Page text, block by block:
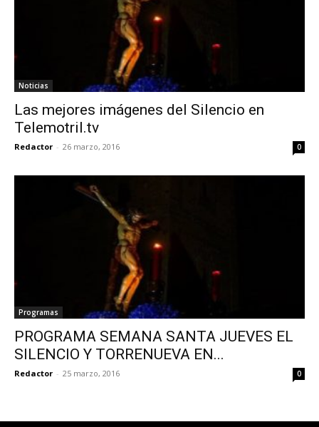
Noticias
Las mejores imágenes del Silencio en
Telemotril.tv
Redactor - 26 marzo, 2016 0
Programas
PROGRAMA SEMANA SANTA JUEVES EL
SILENCIO Y TORRENUEVA EN...
Redactor - 25 marzo, 2016 0